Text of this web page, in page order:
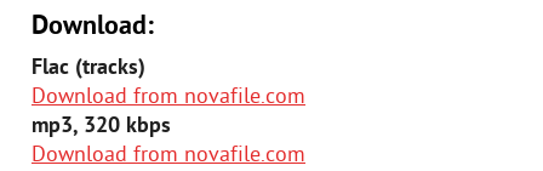
Download:
Flac (tracks)
Download from novafile.com
mp3, 320 kbps
Download from novafile.com